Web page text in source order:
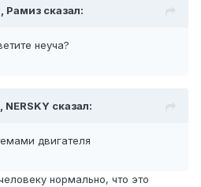
Рамиз сказал:
неуча?
сказал:
двигателя
нормально, что это